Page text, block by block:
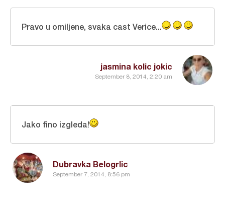
jasmina kolic jokic
September 8, 2014, 2:20 am
Pravo u omiljene, svaka cast Verice...
Dubravka Belogrlic
September 7, 2014, 8:56 pm
Jako fino izgleda!